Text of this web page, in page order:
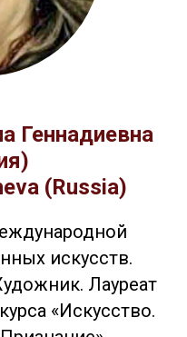
Геннадиевна
(Russia)
искусств.
Лауреат
«Искусство.